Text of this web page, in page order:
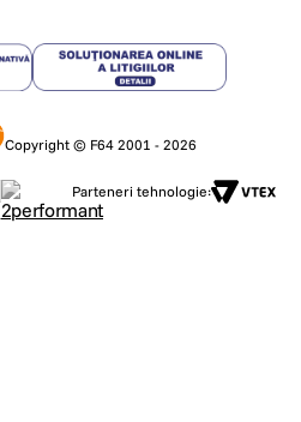
Copyright © F64 2001 - 2026
Parteneri tehnologie: